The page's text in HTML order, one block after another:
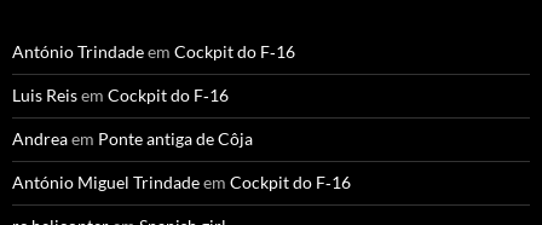
António Trindadeem Cockpit do F‑16
Luis Reisem Cockpit do F‑16
Andreaem Ponte antiga de Côja
António Miguel Trindadeem Cockpit do F‑16